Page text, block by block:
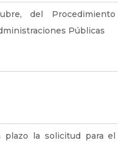
del Procedimiento
Públicas
plazo la solicitud para el